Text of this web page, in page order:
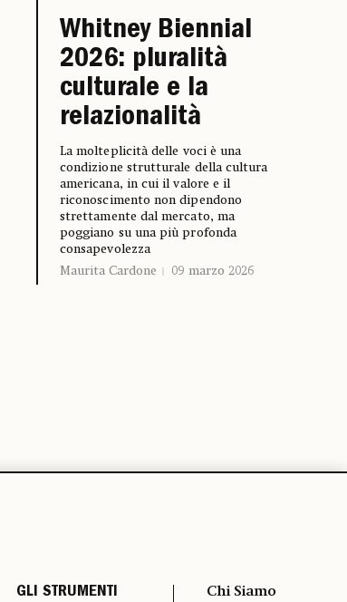
Whitney Biennial
2026: pluralità
culturale e la
relazionalità
La molteplicità delle voci è una
condizione strutturale della cultura
americana, in cui il valore e il
riconoscimento non dipendono
strettamente dal mercato, ma
poggiano su una più profonda
consapevolezza
Maurita Cardone
09 marzo 2026
GLI STRUMENTI
Chi Siamo